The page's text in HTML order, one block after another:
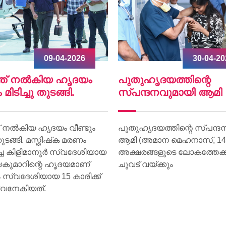
30-04-2026
ആമി
സ്പന്ദനവുമായി
മെഹനാസ്, 14) ഇനി
ലോകത്തേക്ക് വീണ്ടും
07-04-
World Health Day 2026
on 07 April at Lisie Hospital
theme “Together for Health.